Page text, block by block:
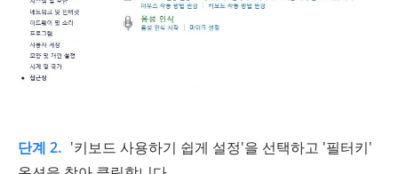
단계 2. '키보드 사용하기 쉽게 설정'을 선택하고 '필터키'